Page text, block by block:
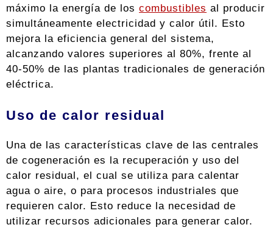
máximo la energía de los combustibles al producir
simultáneamente electricidad y calor útil. Esto
mejora la eficiencia general del sistema,
alcanzando valores superiores al 80%, frente al
40-50% de las plantas tradicionales de generación
eléctrica.
Uso de calor residual
Una de las características clave de las centrales
de cogeneración es la recuperación y uso del
calor residual, el cual se utiliza para calentar
agua o aire, o para procesos industriales que
requieren calor. Esto reduce la necesidad de
utilizar recursos adicionales para generar calor.